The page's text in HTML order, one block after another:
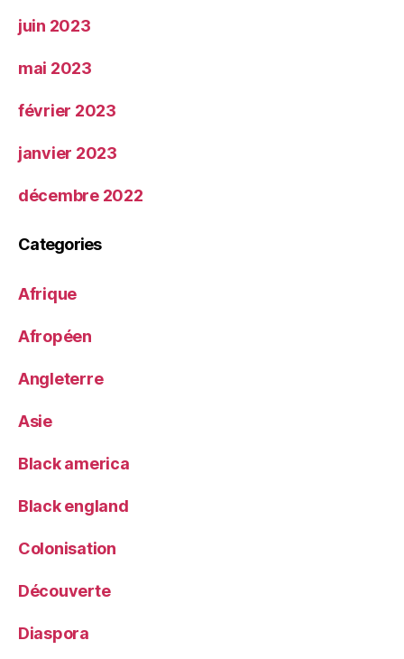
juin 2023
mai 2023
février 2023
janvier 2023
décembre 2022
Categories
Afrique
Afropéen
Angleterre
Asie
Black america
Black england
Colonisation
Découverte
Diaspora